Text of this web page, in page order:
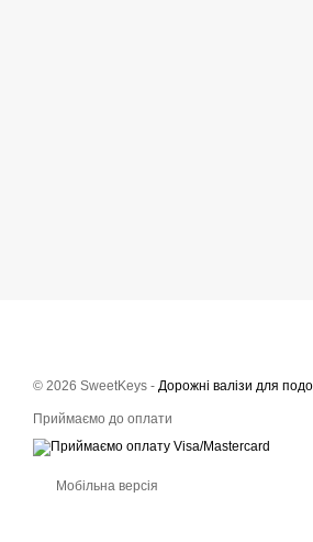
© 2026 SweetKeys - Дорожні валізи для
Приймаємо до оплати
Мобільна версія